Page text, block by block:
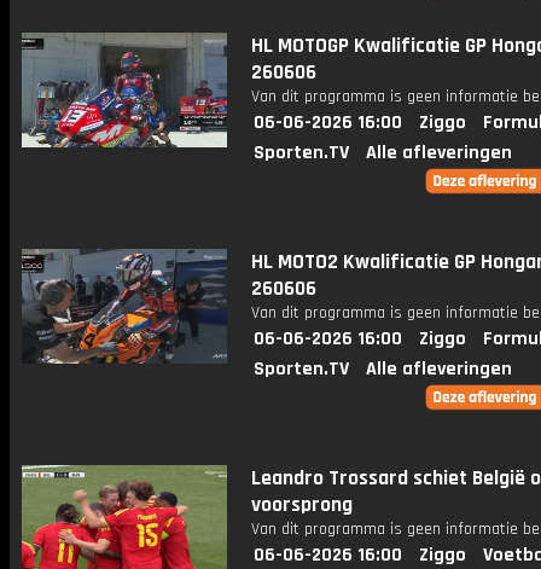
HL MOTOGP Kwalificatie GP
260606
Van dit programma is geen informatie
06-06-2026 16:00 Ziggo
Sporten.TV
Alle afleveringen
HL MOTO2 Kwalificatie GP
260606
Van dit programma is geen informatie
06-06-2026 16:00 Ziggo
Sporten.TV
Alle afleveringen
Leandro Trossard schiet België
voorsprong
Van dit programma is geen informatie
06-06-2026 16:00 Ziggo